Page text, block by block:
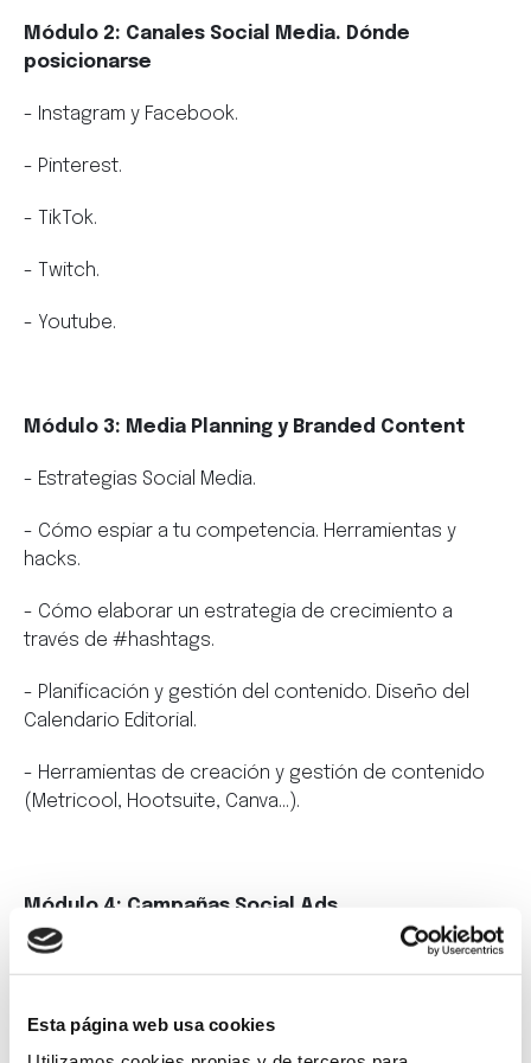
Esta página web usa cookies
Módulo 2: Canales Social Media. Dónde
posicionarse
- Instagram y Facebook.
- Pinterest.
- TikTok.
- Twitch.
- Youtube.
Módulo 3: Media Planning y Branded Content
- Estrategias Social Media.
- Cómo espiar a tu competencia. Herramientas y
hacks.
- Cómo elaborar un estrategia de crecimiento a
través de #hashtags.
- Planificación y gestión del contenido. Diseño del
Calendario Editorial.
- Herramientas de creación y gestión de contenido
(Metricool, Hootsuite, Canva…).
Módulo 4: Campañas Social Ads
- Administrador de Anuncios de Facebook.